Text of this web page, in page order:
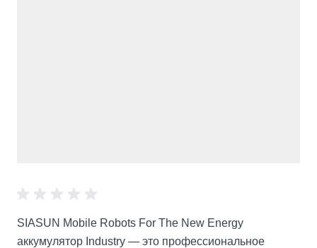
SIASUN Mobile Robots For The New Energy
аккумулятор Industry — это профессиональное